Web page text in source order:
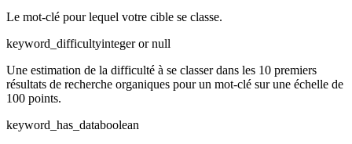
Le mot-clé pour lequel votre cible se classe.
keyword_difficultyinteger or null
Une estimation de la difficulté à se classer dans les 10 premiers
résultats de recherche organiques pour un mot-clé sur une échelle de
100 points.
keyword_has_databoolean